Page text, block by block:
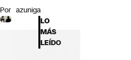
Por azuniga
LO
MÁS
LEÍDO